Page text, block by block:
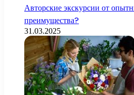
Авторские экскурсии от
преимущества?
31.03.2025